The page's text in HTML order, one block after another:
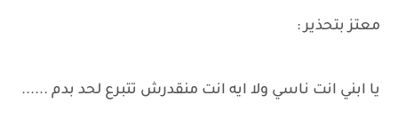
معتز بتحذير :
يا ابني انت ناسي ولا ايه انت منقدرش تتبرع لحد بدم ......